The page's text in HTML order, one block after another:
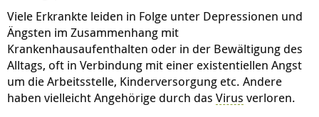
Viele Erkrankte leiden in Folge unter Depressionen und
Ängsten im Zusammenhang mit
Krankenhausaufenthalten oder in der Bewältigung des
Alltags, oft in Verbindung mit einer existentiellen Angst
um die Arbeitsstelle, Kinderversorgung etc. Andere
haben vielleicht Angehörige durch das Virus verloren.